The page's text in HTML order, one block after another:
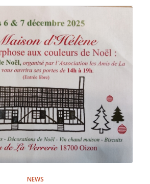
NEWS